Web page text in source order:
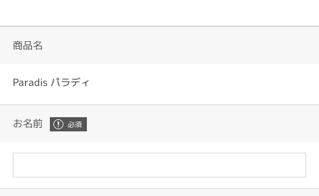
商品名
Paradis パラディ
お名前